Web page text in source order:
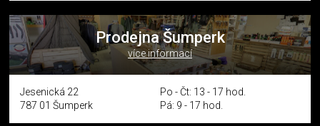
Prodejna Šumperk
více informací
Jesenická 22
787 01 Šumperk
Po - Čt: 13 - 17 hod.
Pá: 9 - 17 hod.